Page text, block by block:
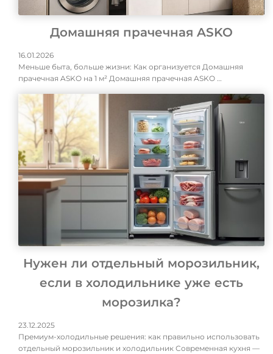
Домашняя прачечная ASKO
16.01.2026
Меньше быта, больше жизни: Как организуется Домашняя
прачечная ASKO на 1 м² Домашняя прачечная ASKO …
Нужен ли отдельный морозильник,
если в холодильнике уже есть
морозилка?
23.12.2025
Премиум-холодильные решения: как правильно использовать
отдельный морозильник и холодильник Современная кухня —